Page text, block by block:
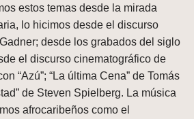
estos temas desde la mirada
lo hicimos desde el discurso
desde los grabados del siglo
el discurso cinematográfico de
“Azú”; “La última Cena” de Tomás
de Steven Spielberg. La música
afrocaribeños como el